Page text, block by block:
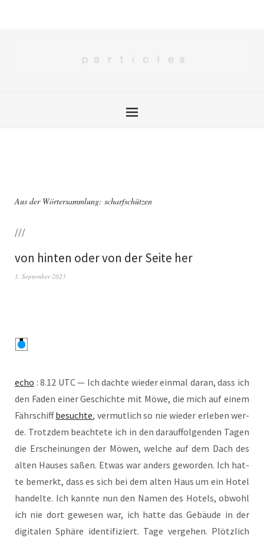
Aus der Wörtersammlung: scharfschützen
///
von hinten oder von der Seite her
1. September 2023
echo : 8.12 UTC — Ich dach­te wie­der ein­mal dar­an, dass ich
den Faden einer Geschich­te mit Möwe, die mich auf einem
Fähr­schiffbesuch­te, ver­mut­lich so nie wie­der erle­ben wer­
de. Trotz­dem beach­te­te ich in den dar­auf­fol­gen­den Tagen
die Erschei­nun­gen der Möwen, wel­che auf dem Dach des
alten Hau­ses saßen. Etwas war anders gewor­den. Ich hat­
te bemerkt, dass es sich bei dem alten Haus um ein Hotel
han­del­te. Ich kann­te nun den Namen des Hotels, obwohl
ich nie dort gewe­sen war, ich hat­te das Gebäu­de in der
digi­ta­len Sphä­re iden­ti­fi­ziert. Tage ver­ge­hen. Plötz­lich